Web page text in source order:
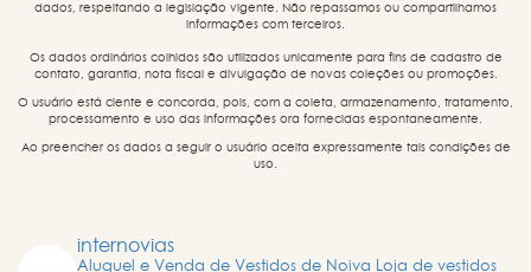
dados, respeitando a legislação vigente. Não repassamos ou compartilhamos
informações com terceiros.
Os dados ordinários colhidos são utilizados unicamente para fins de cadastro de
contato, garantia, nota fiscal e divulgação de novas coleções ou promoções.
O usuário está ciente e concorda, pois, com a coleta, armazenamento, tratamento,
processamento e uso das informações ora fornecidas espontaneamente.
Ao preencher os dados a seguir o usuário aceita expressamente tais condições de
uso.
internovias
Aluguel e Venda de Vestidos de Noiva Loja de vestidos